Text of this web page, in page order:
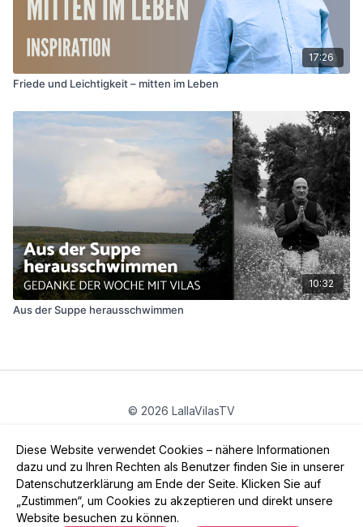
Diese Website verwendet Cookies – nähere Informationen
dazu und zu Ihren Rechten als Benutzer finden Sie in unserer
Datenschutzerklärung am Ende der Seite. Klicken Sie auf
„Zustimmen“, um Cookies zu akzeptieren und direkt unsere
Website besuchen zu können.
17:26
Friede und Leichtigkeit – mitten im Leben
10:32
Aus der Suppe herausschwimmen
© 2026 LallaVilasTV
App holen ->
Powered by Uscreen